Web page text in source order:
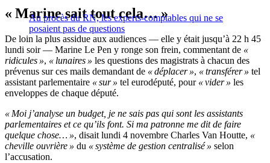
Au procès du RN, les experts-comptables qui ne se
posaient pas de questions
« Marine sait tout cela… »
De loin la plus assidue aux audiences — elle y était jusqu’à 22 h 45
lundi soir — Marine Le Pen y ronge son frein, commentant de «
ridicules », « lunaires » les questions des magistrats à chacun des
prévenus sur ces mails demandant de « déplacer », « transférer » tel
assistant parlementaire « sur » tel eurodéputé, pour« vider » les
enveloppes de chaque député.
« Moi j’analyse un budget, je ne sais pas qui sont les assistants
parlementaires et ce qu’ils font. Si ma patronne me dit de faire
quelque chose… », disait lundi 4 novembre Charles Van Houtte, «
cheville ouvrière » du « système de gestion centralisé » selon
l’accusation.